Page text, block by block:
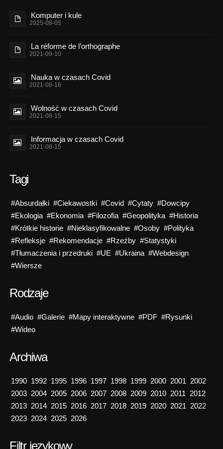
Komputer i kule
2025-08-05
La réforme de l’orthographe
2021-09-10
Nauka w czasach Covid
2021-08-16
Wolność w czasach Covid
2021-08-15
Informacja w czasach Covid
2021-08-15
Tagi
#Absurdałki #Ciekawostki #Covid #Cytaty #Dowcipy
#Ekologia #Ekonomia #Filozofia #Geopolityka #Historia
#Krótkie historie #Nieklasyfikowalne #Osoby #Polityka
#Refleksje #Rekomendacje #Rzeźby #Statystyki
#Tłumaczenia i przedruki #UE #Ukraina #Webdesign
#Wiersze
Rodzaje
#Audio #Galerie #Mapy interaktywne #PDF #Rysunki
#Wideo
Archiwa
1990 1992 1995 1996 1997 1998 1999 2000 2001 2002
2003 2004 2005 2006 2007 2008 2009 2010 2011 2012
2013 2014 2015 2016 2017 2018 2019 2020 2021 2022
2023 2024 2025 2026
Filtr językowy